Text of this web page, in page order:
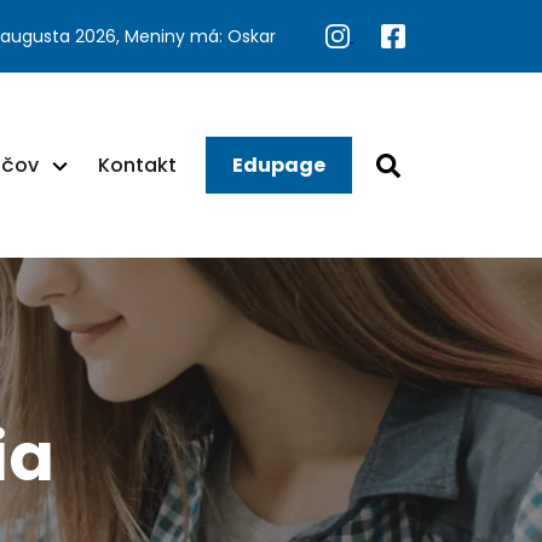
2026, Meniny má: Oskar
Kontakt Edupage